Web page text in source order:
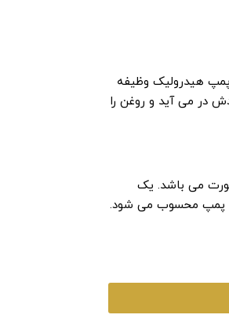
هیدرولیک وظیفه
در می آید و روغن را
می باشد. یک
پمپ محسوب می شود.